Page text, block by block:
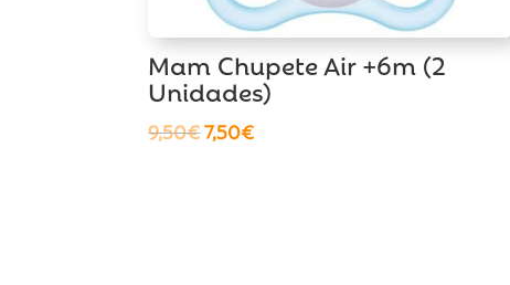
Mam Chupete Air +6m (2
Unidades)
9,50€El
7,50€El